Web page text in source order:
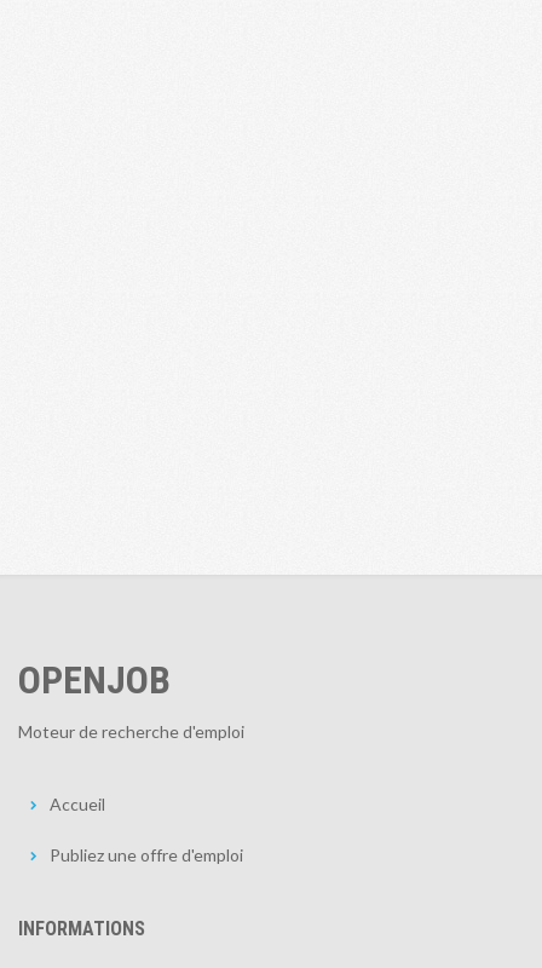
OPENJOB
Moteur de recherche d'emploi
Accueil
Publiez une offre d'emploi
INFORMATIONS